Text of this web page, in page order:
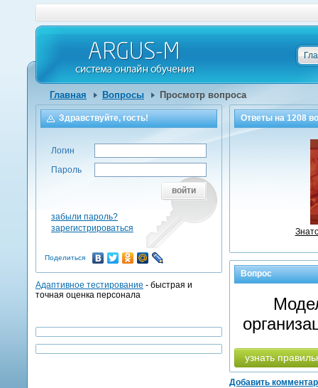
Главная Вопросы Просмотр вопроса
Ответы на1208
Вопрос
узнать
Добавить
Здравствуйте, гость!
Логин
Пароль
войти
забыли пароль?
зарегистрироваться
Поделиться
Адаптивное тестирование - быстрая и
точная оценка персонала